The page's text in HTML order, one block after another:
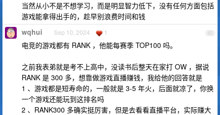
当然从小不是不想学习，而是明显智力低下，没有任何方面包括
游戏能拿得出手的，趁早别浪费时间和钱
62
wqhui Sep 10, 2024 1
电竞的游戏都有 RANK ，他能每赛季 TOP100 吗。
之前我表弟就是考不上高中，没读书后整天在家打 OW ，据说
RANK 是 300 多，想靠做游戏直播赚钱，我给他的回答就是
1 、游戏都是短寿命的，一般就是 3-5 年火，后面就凉了，你换
一个游戏还能玩到这排名吗
2 、RANK300 多确实挺厉害，但是去看看直播平台，实际赚大